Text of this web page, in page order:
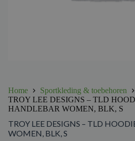
Home
Sportkleding & toebehoren
TROY LEE DESIGNS – TLD
HANDLEBAR WOMEN, BLK, S
TROY LEE DESIGNS – TLD
WOMEN, BLK, S